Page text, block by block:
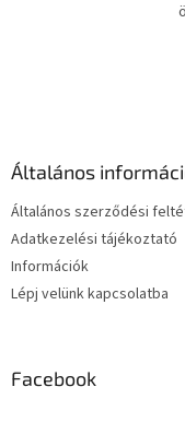
Általános
Általános szerződési
Adatkezelési tájékoztató
Információk
Lépj velünk kapcsolatba
Facebook